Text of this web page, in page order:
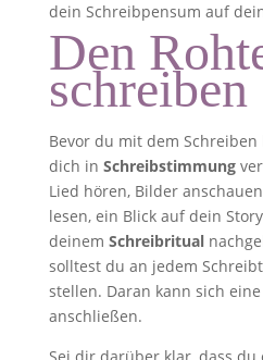
dein Schreibpensum auf
Den
schreiben
Bevor du mit dem
dich in Schreibstimmung
Lied hören, Bilder
lesen, ein Blick auf dein
deinem Schreibritual
solltest du an jedem
stellen. Daran kann sich
anschließen.